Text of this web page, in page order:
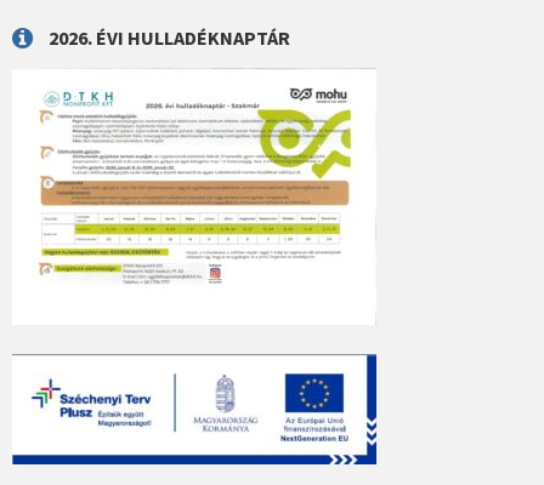
2026. ÉVI HULLADÉKNAPTÁR